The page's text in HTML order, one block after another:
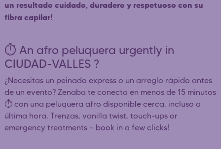
un resultado cuidado, duradero y respetuoso con su
fibra capilar!
⏱️ An afro peluquera urgently in
CIUDAD-VALLES ?
¿Necesitas un peinado express o un arreglo rápido antes
de un evento? Zenaba te conecta en menos de 15 minutos
⏱️ con una peluquera afro disponible cerca, incluso a
última hora. Trenzas, vanilla twist, touch-ups or
emergency treatments — book in a few clicks!